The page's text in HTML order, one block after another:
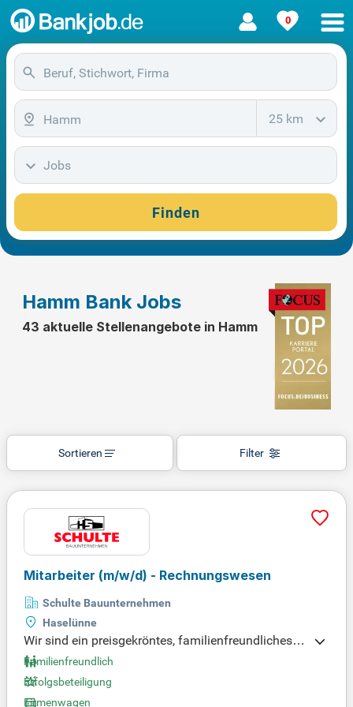
0
25 km
Jobs
Finden
Hamm Bank Jobs
43 aktuelle Stellenangebote in Hamm
Filter
Sortieren
Mitarbeiter (m/w/d) - Rechnungswesen
Schulte Bauunternehmen
Haselünne
Wir sind ein preisgekröntes, familienfreundliches B
auunternehmen mit 300 Mitarbeitern und suchen e
ine/n Mitarbeiter/in für das Rechnungswesen in H
aselünne. Zu Ihren Aufgaben gehört die eigenveran
Familienfreundlich
Erfolgsbeteiligung
Firmenwagen